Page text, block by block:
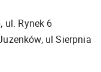
ul. Rynek 6
ul Sierpnia